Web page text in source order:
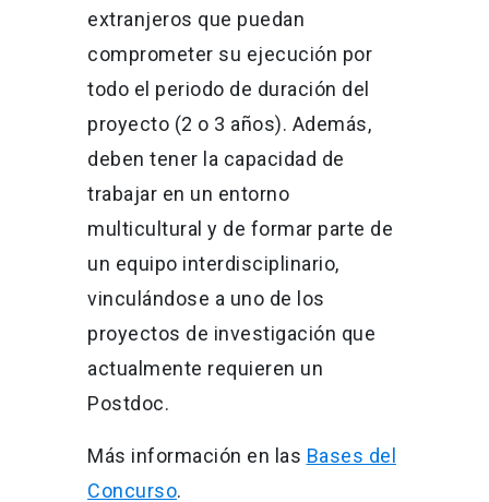
extranjeros que puedan
comprometer su ejecución por
todo el periodo de duración del
proyecto (2 o 3 años). Además,
deben tener la capacidad de
trabajar en un entorno
multicultural y de formar parte de
un equipo interdisciplinario,
vinculándose a uno de los
proyectos de investigación que
actualmente requieren un
Postdoc.
Más información en las Bases del
Concurso.